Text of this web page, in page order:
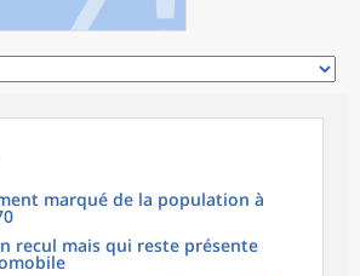
marqué de la population à
recul mais qui reste présente